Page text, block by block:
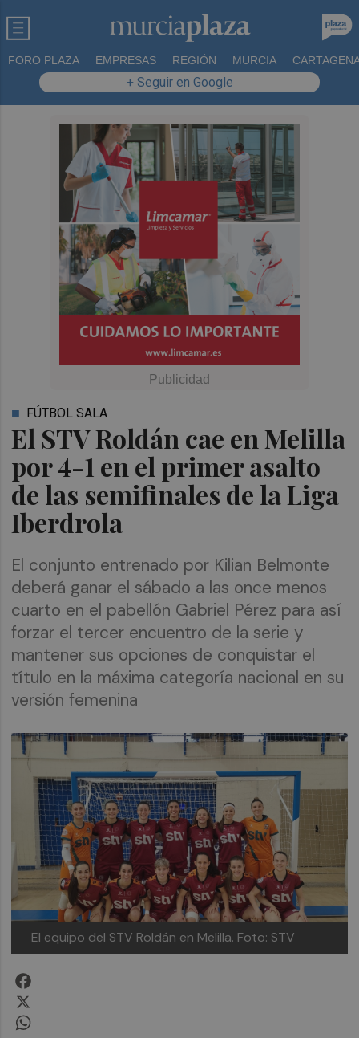
FORO PLAZA EMPRESAS REGIÓN MURCIA
+ Seguir en Google
El STV Roldán cae en Melilla
por 4-1 en el primer asalto
de las semifinales de la Liga
Iberdrola
FÚTBOL SALA
El conjunto entrenado por Kilian Belmonte
deberá ganar el sábado a las once menos
cuarto en el pabellón Gabriel Pérez para así
forzar el tercer encuentro de la serie y
mantener sus opciones de conquistar el
título en la máxima categoría nacional en su
versión femenina
El equipo del STV Roldán en Melilla. Foto: STV